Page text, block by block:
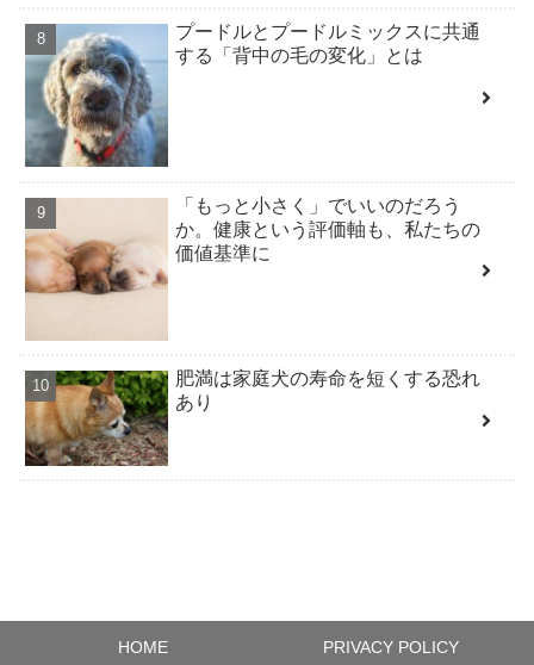
プードルとプードルミックスに共通
する「背中の毛の変化」とは
「もっと小さく」でいいのだろう
か。健康という評価軸も、私たちの
価値基準に
肥満は家庭犬の寿命を短くする恐れ
あり
HOME PRIVACY POLICY